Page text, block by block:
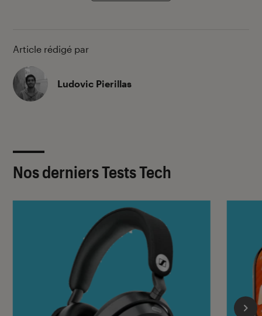
Article rédigé par
Ludovic Pierillas
Nos derniers Tests Tech